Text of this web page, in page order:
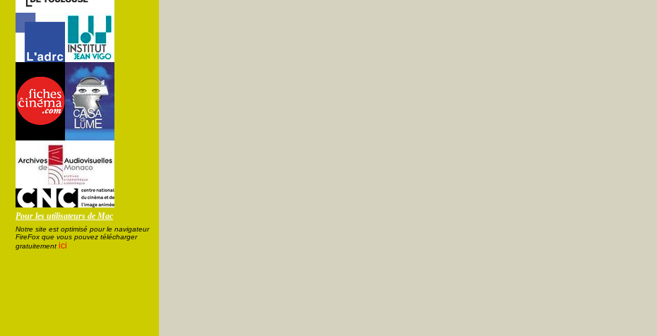
Pour les utilisateurs de Mac
Notre site est optimisé pour le navigateur
FireFox que vous pouvez télécharger
gratuitement ici